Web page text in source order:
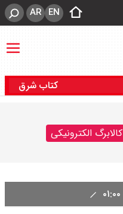
EN
AR
کتاب شرق
کالابرگ الکترونیکی